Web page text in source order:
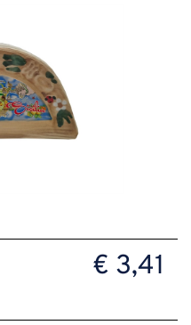
€ 3,41